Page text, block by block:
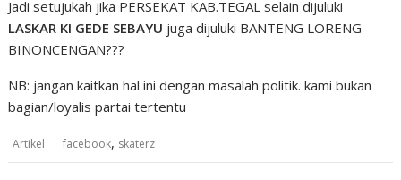
Jadi setujukah jika PERSEKAT KAB.TEGAL selain dijuluki
LASKAR KI GEDE SEBAYU juga dijuluki BANTENG LORENG
BINONCENGAN???
NB: jangan kaitkan hal ini dengan masalah politik. kami bukan
bagian/loyalis partai tertentu
Artikel facebook, skaterz